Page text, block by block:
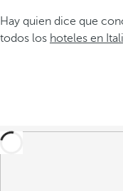
Hay quien dice que
todos los hoteles en